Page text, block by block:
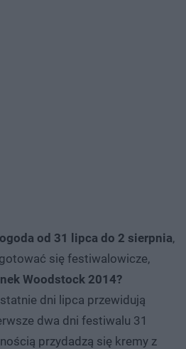
od 31 lipca do 2 sierpnia,
się festiwalowicze,
Woodstock 2014?
dni lipca przewidują
dwa dni festiwalu 31
przydadzą się kremy z